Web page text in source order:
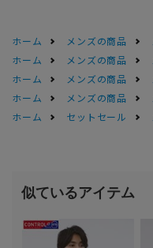
ホーム メンズの商品
ホーム
メンズの商品
ホーム
メンズの商品
ホーム
メンズの商品
ホーム
セットセール